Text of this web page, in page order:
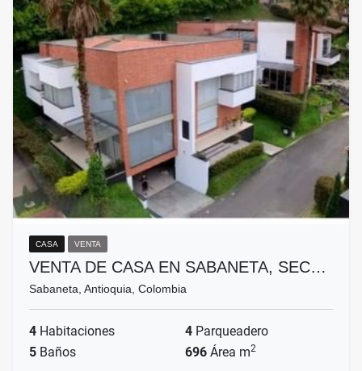
CASA VENTA
VENTA DE CASA EN SABANETA, SEC…
Sabaneta, Antioquia, Colombia
4 Habitaciones 4 Parqueadero
5 Baños 696 Área m2